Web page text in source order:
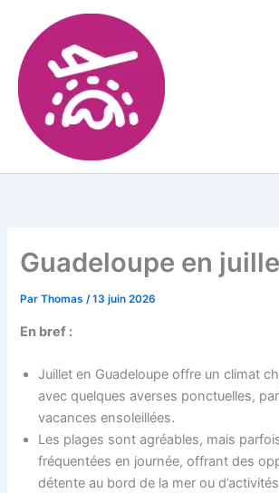
Guadeloupe en
ParThomas/13 juin 2026
En bref :
Juillet en Guadeloupe offre un climat
avec quelques averses ponctuelles,
vacances ensoleillées.
Les plages sont agréables, mais
fréquentées en journée, offrant des
détente au bord de la mer ou